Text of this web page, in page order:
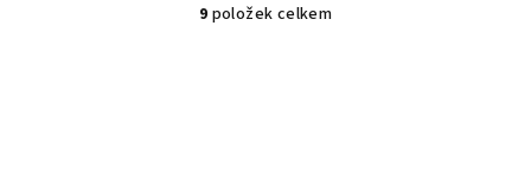
O
9 položek celkem